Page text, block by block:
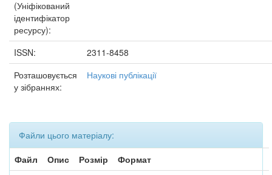
(Уніфікований
ідентифікатор
ресурсу):
ISSN:
2311-8458
Розташовується
у зібраннях:
Наукові публікації
Файли цього матеріалу:
Файл
Опис Розмір
Формат